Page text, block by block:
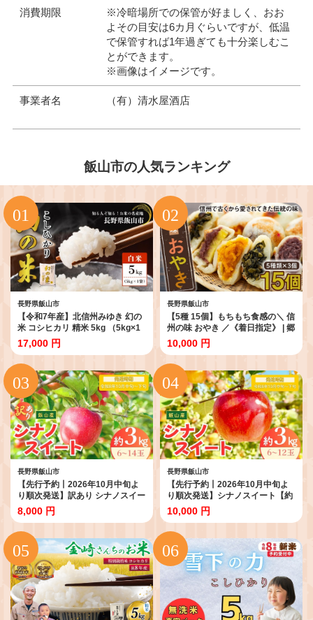
消費期限
※冷暗場所での保管が好ましく、おお
よその目安は6カ月ぐらいですが、低温
で保管すれば1年過ぎても十分楽しむこ
とができます。
※画像はイメージです。
事業者名 （有）清水屋酒店
飯山市の人気ランキング
長野県飯山市
【令和7年産】北信州みゆき 幻の
米 コシヒカリ 精米 5kg （5kg×1
袋） | お米 米 コメ こしひかり ご
飯 おいしい おすすめ 信州 長野県
飯山市 (7-73A)
17,000 円
長野県飯山市
【5種 15個】もちもち食感の＼ 信
州の味 おやき ／《着日指定》 | 郷
土料理 おやき もちもち 長野 人気
お取り寄せ おすすめ (Ar-002)
10,000 円
長野県飯山市
【先行予約丨2026年10月中旬よ
り順次発送】訳あり シナノスイー
ト【約3kg(6〜14玉)】(At-020)丨
長野県 飯山市 おすすめ ランキン
グ おいしい 高評価 大人気 先取り
産地直送 りんご 訳あり 規格外
8,000 円
長野県飯山市
【先行予約丨2026年10月中旬よ
り順次発送】シナノスイート【約
3kg (6〜12玉)】(At-011)丨長野県
飯山市 おすすめ ランキング おい
しい 高評価 大人気 先取り 産地直
送 りんご
10,000 円